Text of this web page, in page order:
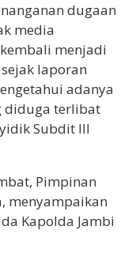
dugaan
media
menjadi
laporan
adanya
diduga terlibat
Subdit III
Pimpinan
menyampaikan
Kapolda Jambi